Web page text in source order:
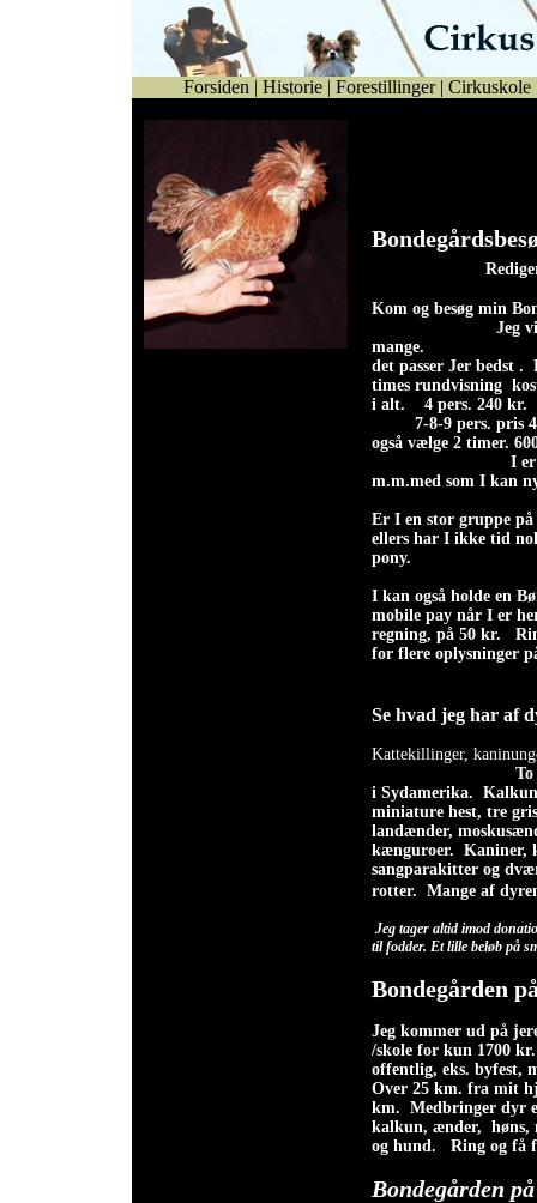
Forsiden | Historie | Forestillinger | Cirkuskole
Kom og besøg min
Jeg
mange.
det passer Jer bedst .
times rundvisning
i alt. 4 pers. 240
7-8-9 pers.
også
I er
m.m.med som I kan
Er I en stor gruppe
ellers har I ikke tid
pony.
I kan også holde en
mobile pay når I er
regning, på 50 kr.
for flere
Se hvad jeg har af
Kattekillinger,
i Sydamerika.
miniature hest, tre
landænder,
kænguroer. Kaniner,
sangparakitter og
rotter. Mange af
Jeg tager altid imod
til fodder. Et lille beløb på
Bondegården
Jeg kommer ud på
/skole for kun 1700
offentlig, eks. byfest,
Over 25 km. fra mit
km. Medbringer dyr
kalkun, ænder, høns,
og hund. Ring og få
Bondegården